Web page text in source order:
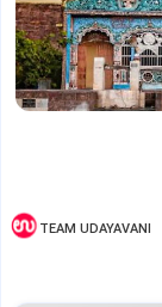
TEAM UDAYAVANI